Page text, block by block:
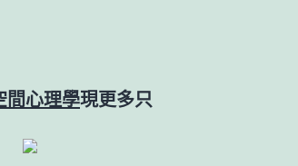
間心理學現更多只